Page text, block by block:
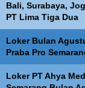
Bali, Surabaya,
PT Lima Tiga Dua
Loker Bulan
Praba Pro
Loker PT Ahya